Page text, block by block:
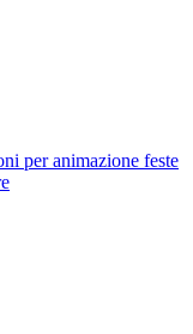
per animazione feste